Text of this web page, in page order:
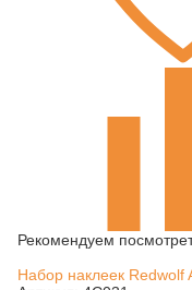
Рекомендуем
Набор наклеек Redwolf